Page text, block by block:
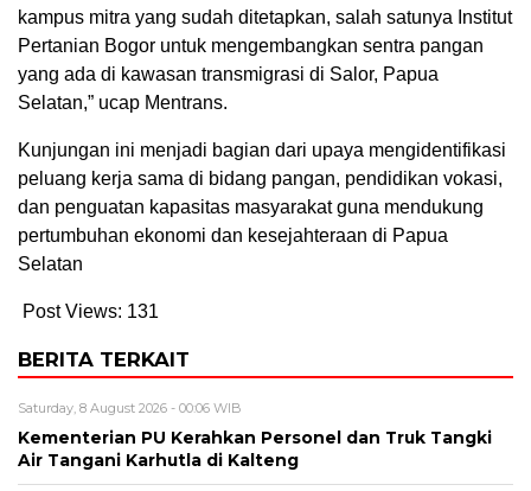
kampus mitra yang sudah ditetapkan, salah satunya Institut
Pertanian Bogor untuk mengembangkan sentra pangan
yang ada di kawasan transmigrasi di Salor, Papua
Selatan,” ucap Mentrans.
Kunjungan ini menjadi bagian dari upaya mengidentifikasi
peluang kerja sama di bidang pangan, pendidikan vokasi,
dan penguatan kapasitas masyarakat guna mendukung
pertumbuhan ekonomi dan kesejahteraan di Papua
Selatan
Post Views: 131
BERITA TERKAIT
Saturday, 8 August 2026 - 00:06 WIB
Kementerian PU Kerahkan Personel dan Truk Tangki
Air Tangani Karhutla di Kalteng